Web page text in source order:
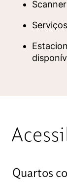
Scanner
Quartos